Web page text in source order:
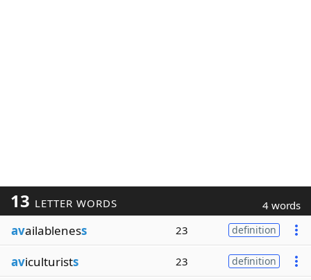
13 LETTER WORDS 4 words
availableness 23 definition
aviculturists 23 definition